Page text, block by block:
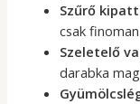
Szűrő
csak
Szeletelő
darabka